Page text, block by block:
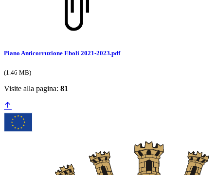
Piano Anticorruzione Eboli 2021-2023.pdf
(1.46 MB)
Visite alla pagina: 81